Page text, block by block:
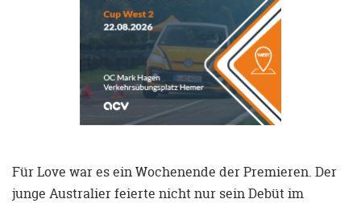
Für Love war es ein Wochenende der Premieren. Der
junge Australier feierte nicht nur sein Debüt im